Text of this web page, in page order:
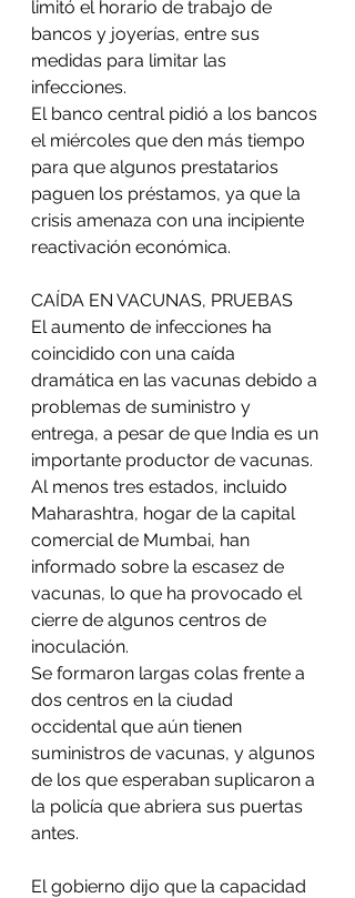
limitó el horario de trabajo de
bancos y joyerías, entre sus
medidas para limitar las
infecciones.
El banco central pidió a los bancos
el miércoles que den más tiempo
para que algunos prestatarios
paguen los préstamos, ya que la
crisis amenaza con una incipiente
reactivación económica.
CAÍDA EN VACUNAS, PRUEBAS
El aumento de infecciones ha
coincidido con una caída
dramática en las vacunas debido a
problemas de suministro y
entrega, a pesar de que India es un
importante productor de vacunas.
Al menos tres estados, incluido
Maharashtra, hogar de la capital
comercial de Mumbai, han
informado sobre la escasez de
vacunas, lo que ha provocado el
cierre de algunos centros de
inoculación.
Se formaron largas colas frente a
dos centros en la ciudad
occidental que aún tienen
suministros de vacunas, y algunos
de los que esperaban suplicaron a
la policía que abriera sus puertas
antes.
El gobierno dijo que la capacidad